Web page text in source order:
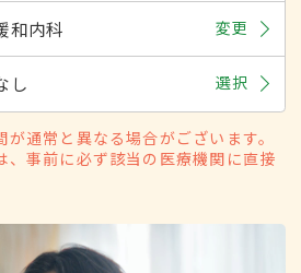
和内科 変更
し 選択
通常と異なる場合がございます。
、事前に必ず該当の医療機関に直接